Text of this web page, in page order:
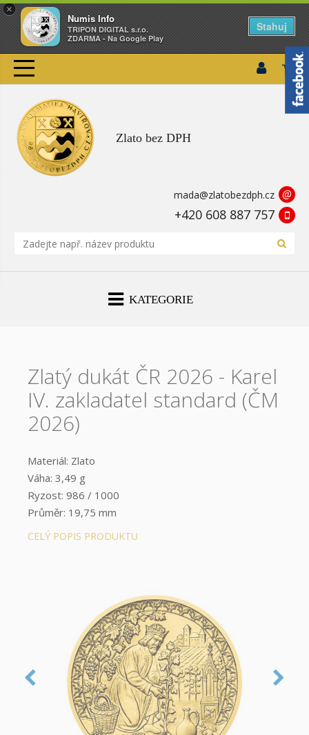
×
Numis Info
TRIPON DIGITAL s.r.o.
ZDARMA - Na Google Play
Stahuj
Zlato bez DPH
mada@zlatobezdph.cz @
+420 608 887 757
KATEGORIE
Zlatý dukát ČR 2026 - Karel
IV. zakladatel standard (ČM
2026)
Materiál: Zlato
Váha: 3,49 g
Ryzost: 986 / 1000
Průměr: 19,75 mm
Provedení: Standard
CELÝ POPIS PRODUKTU